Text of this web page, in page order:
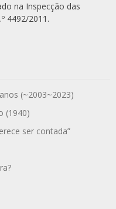
na Inspecção das
4492/2011.
(~2003~2023)
(1940)
ser contada”